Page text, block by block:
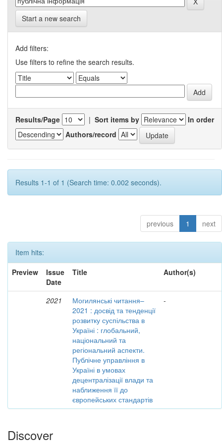
Start a new search
Add filters:
Use filters to refine the search results.
Results/Page | Sort items by
In order
Authors/record
Results 1-1 of 1 (Search time: 0.002 seconds).
previous 1 next
Item hits:
Preview
Issue
Date
Title Author(s)
2021
Могилянські читання–
2021 : досвід та тенденції
розвитку суспільства в
Україні : глобальний,
національний та
регіональний аспекти.
Публічне управління в
Україні в умовах
децентралізації влади та
наближення її до
європейських стандартів
-
Discover